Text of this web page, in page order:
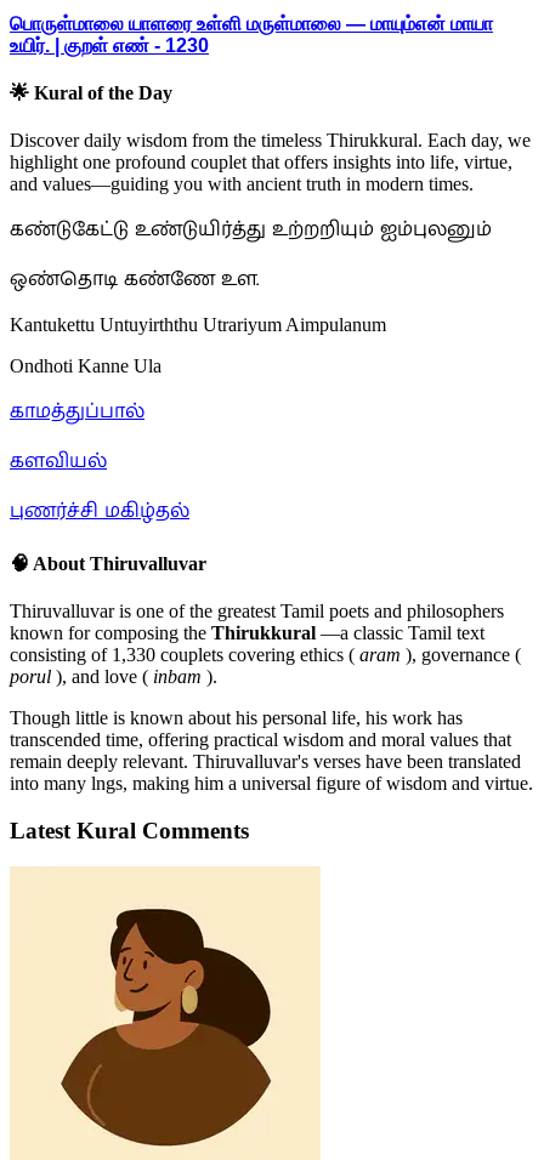
பொருள்மாலை யாளரை உள்ளி மருள்மாலை — மாயும்என் மாயா
உயிர். | குறள் எண் - 1230
🌟 Kural of the Day
Discover daily wisdom from the timeless Thirukkural. Each day, we
highlight one profound couplet that offers insights into life, virtue,
and values—guiding you with ancient truth in modern times.
கண்டுகேட்டு உண்டுயிர்த்து உற்றறியும் ஐம்புலனும்
ஒண்தொடி கண்ணே உள.
Kantukettu Untuyirththu Utrariyum Aimpulanum
Ondhoti Kanne Ula
காமத்துப்பால்
களவியல்
புணர்ச்சி மகிழ்தல்
🧠 About Thiruvalluvar
Thiruvalluvar is one of the greatest Tamil poets and philosophers
known for composing the Thirukkural —a classic Tamil text
consisting of 1,330 couplets covering ethics ( aram ), governance (
porul ), and love ( inbam ).
Though little is known about his personal life, his work has
transcended time, offering practical wisdom and moral values that
remain deeply relevant. Thiruvalluvar's verses have been translated
into many lngs, making him a universal figure of wisdom and virtue.
Latest Kural Comments